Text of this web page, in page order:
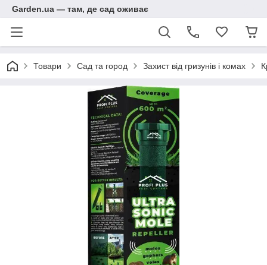
Garden.ua — там, де сад оживає
Товари Сад та город Захист від гризунів і комах